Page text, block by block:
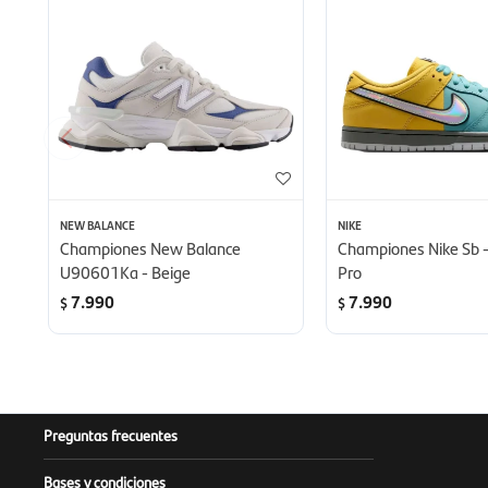
NEW BALANCE
Championes New Balance
U90601Ka - Beige
$7.990
NIKE
Championes Nike Sb
Pro
$7.990
Preguntas frecuentes
Bases y condiciones